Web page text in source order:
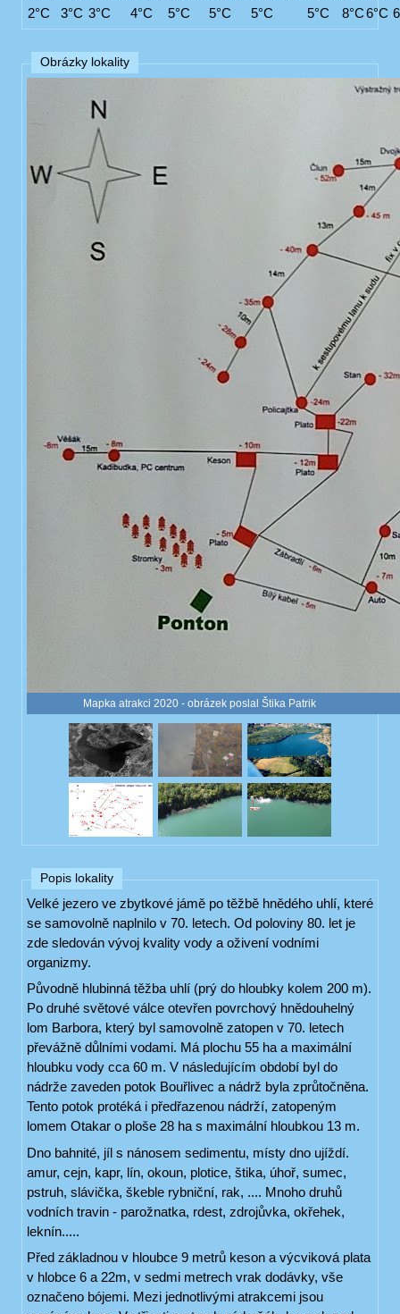
2°C
3°C 3°C 4°C 5°C 5°C 5°C 5°C 8°C6°C
Obrázky lokality
Mapka atrakci 2020 - obrázek poslal Štika Patrik
Popis lokality
Velké jezero ve zbytkové jámě po těžbě hnědého uhlí, které
se samovolně naplnilo v 70. letech. Od poloviny 80. let je
zde sledován vývoj kvality vody a oživení vodními
organizmy.
Původně hlubinná těžba uhlí (prý do hloubky kolem 200 m).
Po druhé světové válce otevřen povrchový hnědouhelný
lom Barbora, který byl samovolně zatopen v 70. letech
převážně důlními vodami. Má plochu 55 ha a maximální
hloubku vody cca 60 m. V následujícím období byl do
nádrže zaveden potok Bouřlivec a nádrž byla zprůtočněna.
Tento potok protéká i předřazenou nádrží, zatopeným
lomem Otakar o ploše 28 ha s maximální hloubkou 13 m.
Dno bahnité, jíl s nánosem sedimentu, místy dno ujíždí.
amur, cejn, kapr, lín, okoun, plotice, štika, úhoř, sumec,
pstruh, slávička, škeble rybniční, rak, .... Mnoho druhů
vodních travin - parožnatka, rdest, zdrojůvka, okřehek,
leknín.....
Před základnou v hloubce 9 metrů keson a výcviková plata
v hlobce 6 a 22m, v sedmi metrech vrak dodávky, vše
označeno bójemi. Mezi jednotlivými atrakcemi jsou